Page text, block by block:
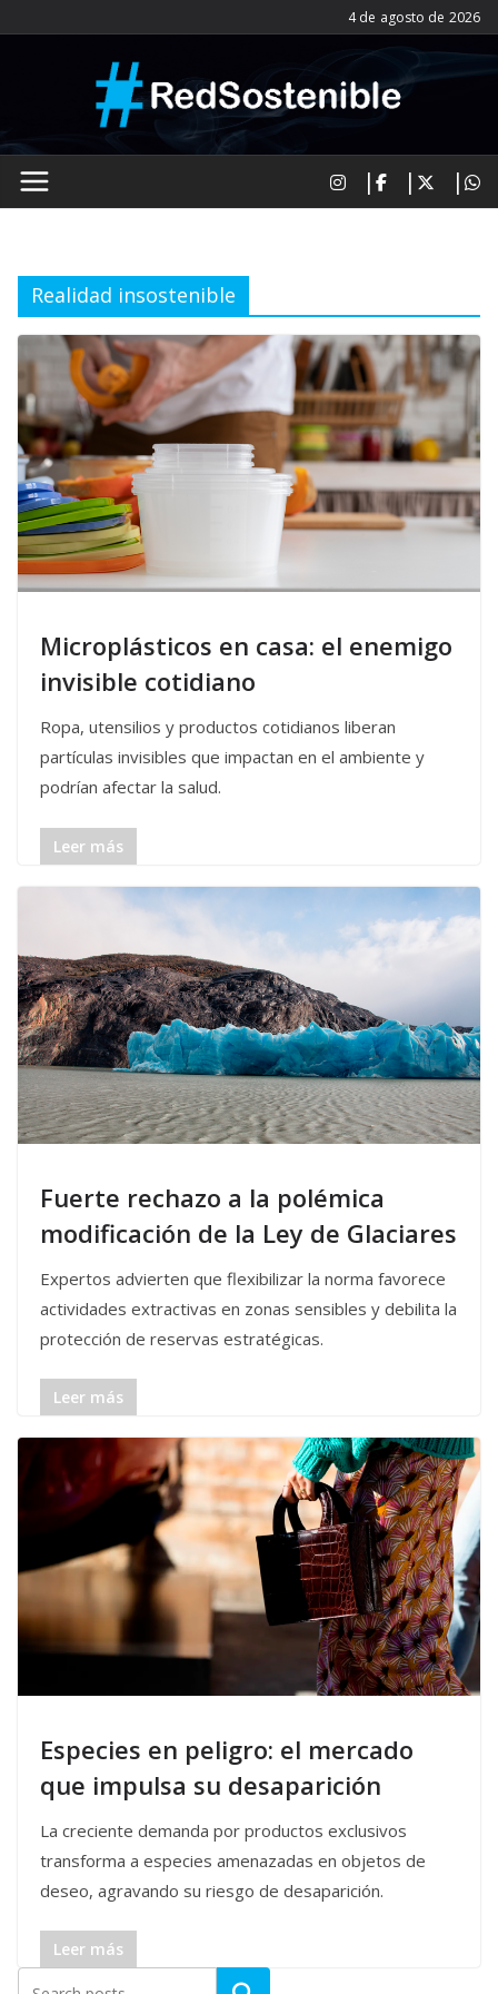
al
4 de agosto de 2026
Realidad insostenible
Microplásticos en casa: el enemigo
invisible cotidiano
Ropa, utensilios y productos cotidianos liberan
partículas invisibles que impactan en el ambiente y
podrían afectar la salud.
Leer más
Fuerte rechazo a la polémica
modificación de la Ley de Glaciares
Expertos advierten que flexibilizar la norma favorece
actividades extractivas en zonas sensibles y debilita la
protección de reservas estratégicas.
Leer más
Especies en peligro: el mercado
que impulsa su desaparición
La creciente demanda por productos exclusivos
transforma a especies amenazadas en objetos de
deseo, agravando su riesgo de desaparición.
Leer más